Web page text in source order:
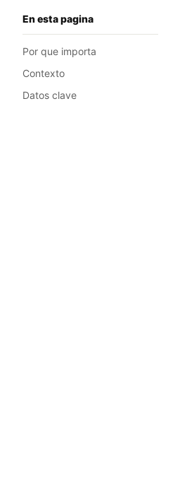
En esta pagina
Por que importa
Contexto
Datos clave